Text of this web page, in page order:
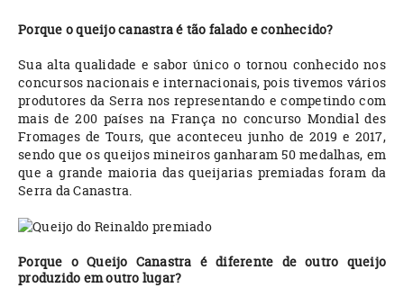
Porque o queijo canastra é tão falado e conhecido?
Sua alta qualidade e sabor único o tornou conhecido nos
concursos nacionais e internacionais, pois tivemos vários
produtores da Serra nos representando e competindo com
mais de 200 países na França no concurso Mondial des
Fromages de Tours, que aconteceu junho de 2019 e 2017,
sendo que os queijos mineiros ganharam 50 medalhas, em
que a grande maioria das queijarias premiadas foram da
Serra da Canastra.
Porque o Queijo Canastra é diferente de outro queijo
produzido em outro lugar?